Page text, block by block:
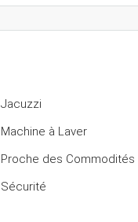
Jacuzzi
Machine à Laver
Proche des Commodités
Sécurité